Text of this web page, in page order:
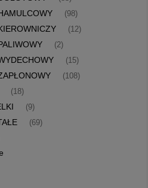
(98)
(12)
(2)
(15)
(108)
(18)
(9)
(69)